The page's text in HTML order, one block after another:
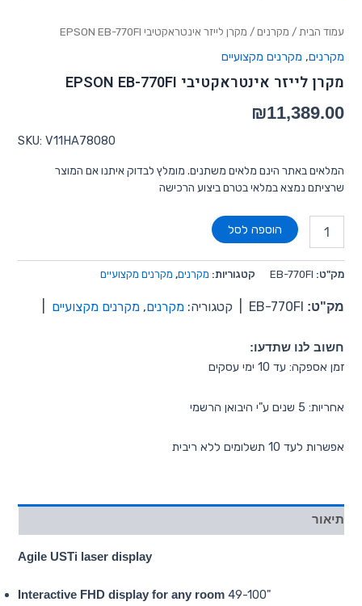
עמוד הבית / מקרנים/ מקרן לייזר אינטראקטיבי EPSON EB-770FI
מקרנים, מקרנים מקצועיים
מקרן לייזר אינטראקטיבי EPSON EB-770FI
₪11,389.00
SKU: V11HA78080
המלאים באתר הינם מלאים משתנים. מומלץ לבדוק איתנו אם המוצר
שרציתם נמצא במלאי בטרם ביצוע הרכישה
הוספה לסל
מק"ט: EB-770FI קטגוריות: מקרנים, מקרנים מקצועיים
מק"ט: קטגוריה:מקרנים,מקרנים מקצועיים
חשוב לנו שתדעו:
זמן אספקה: עד 10 ימי עסקים
אחריות: 5 שנים ע"י היבואן הרשמי
אפשרות לעד 10 תשלומים ללא ריבית
תיאור
Agile USTi laser display
Interactive FHD display for any room 49-100"